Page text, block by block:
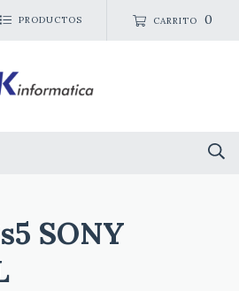
PRODUCTOS CARRITO 0
SONY